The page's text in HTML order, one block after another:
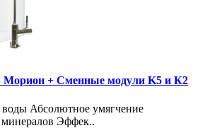
Морион + Сменные модули K5 и К2
воды Абсолютное умягчение
Эффек..